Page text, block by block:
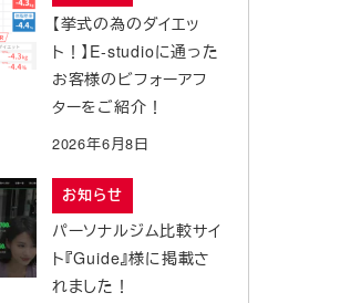
【挙式の為のダイエッ
ト！】E-studioに通った
お客様のビフォーアフ
ターをご紹介！
2026年6月8日
お知らせ
パーソナルジム比較サイ
ト『Guide』様に掲載さ
れました！